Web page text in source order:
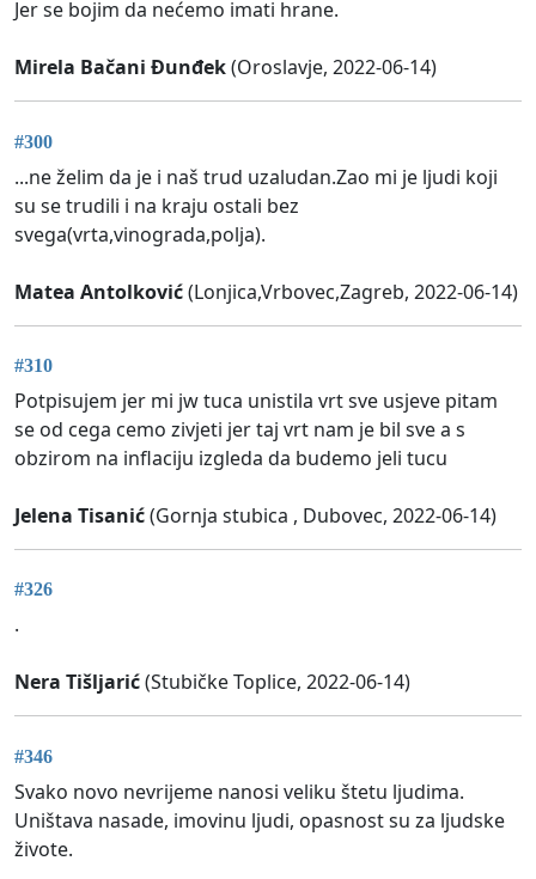
Jer se bojim da nećemo imati hrane.
Mirela Bačani Đunđek(Oroslavje, 2022-06-14)
#300
...ne želim da je i naš trud uzaludan.Zao mi je ljudi koji
su se trudili i na kraju ostali bez
svega(vrta,vinograda,polja).
Matea Antolković(Lonjica,Vrbovec,Zagreb, 2022-06-14)
#310
Potpisujem jer mi jw tuca unistila vrt sve usjeve pitam
se od cega cemo zivjeti jer taj vrt nam je bil sve a s
obzirom na inflaciju izgleda da budemo jeli tucu
Jelena Tisanić(Gornja stubica , Dubovec, 2022-06-14)
#326
.
Nera Tišljarić(Stubičke Toplice, 2022-06-14)
#346
Svako novo nevrijeme nanosi veliku štetu ljudima.
Uništava nasade, imovinu ljudi, opasnost su za ljudske
živote.